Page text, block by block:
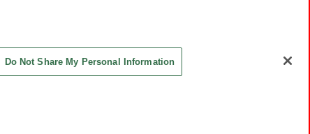
Do Not Share My Personal Information